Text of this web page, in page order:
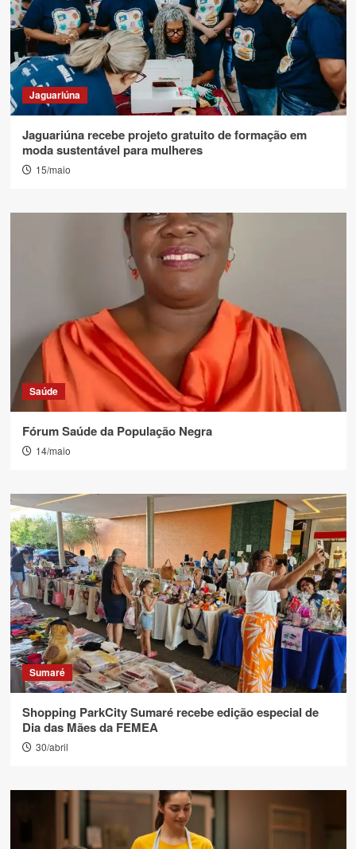
Jaguariúna
Jaguariúna recebe projeto gratuito de formação em
moda sustentável para mulheres
15/maio
Saúde
Fórum Saúde da População Negra
14/maio
Sumaré
Shopping ParkCity Sumaré recebe edição especial de
Dia das Mães da FEMEA
30/abril